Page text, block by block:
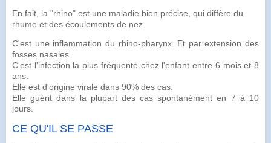
En fait, la "rhino" est une maladie bien précise, qui diffère du
rhume et des écoulements de nez.
C'est une inflammation du rhino-pharynx. Et par extension des
fosses nasales.
C'est l'infection la plus fréquente chez l'enfant entre 6 mois et 8
ans.
Elle est d'origine virale dans 90% des cas.
Elle guérit dans la plupart des cas spontanément en 7 à 10
jours.
CE QU'IL SE PASSE